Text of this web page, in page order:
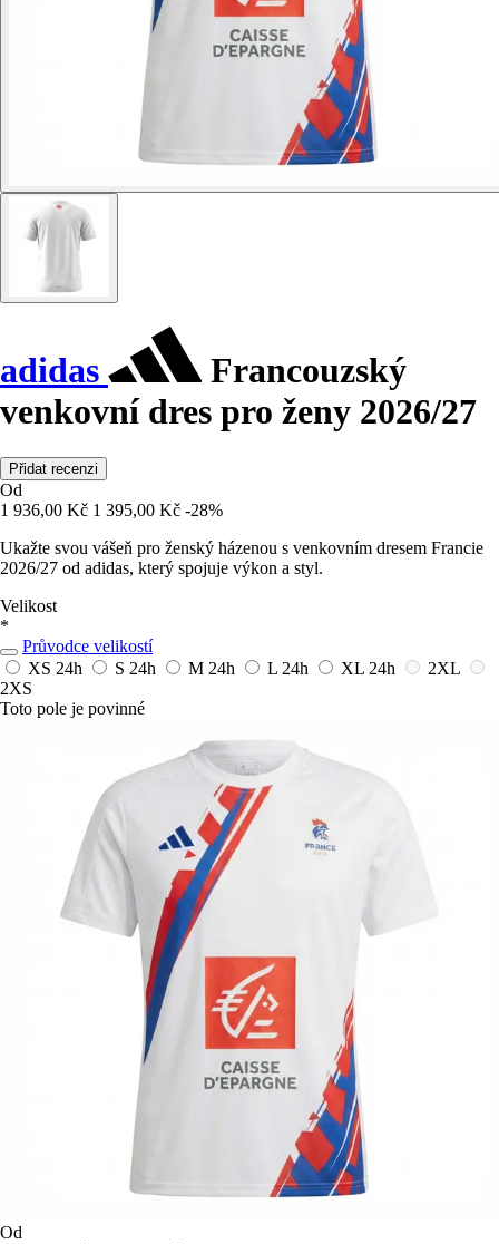
adidas
Francouzský
venkovní dres pro ženy 2026/27
Přidat recenzi
Od
1 936,00 Kč 1 395,00 Kč -28%
Ukažte svou vášeň pro ženský házenou s venkovním dresem Francie
2026/27 od adidas, který spojuje výkon a styl.
Velikost
*
Průvodce velikostí
XS 24h S 24h M 24h L 24h XL 24h
2XL
2XS
Toto pole je povinné
Od